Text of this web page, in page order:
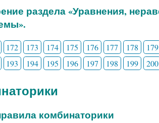
раздела «Уравнения,
172 173 174 175 176 177 178 179
193 194 195 196 197 198 199 200
комбинаторики